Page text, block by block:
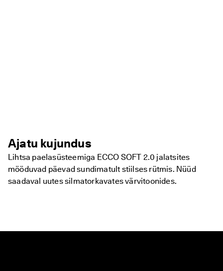
Ajatu kujundus
Lihtsa paelasüsteemiga ECCO SOFT 2.0 jalatsites
mööduvad päevad sundimatult stiilses rütmis. Nüüd
saadaval uutes silmatorkavates värvitoonides.